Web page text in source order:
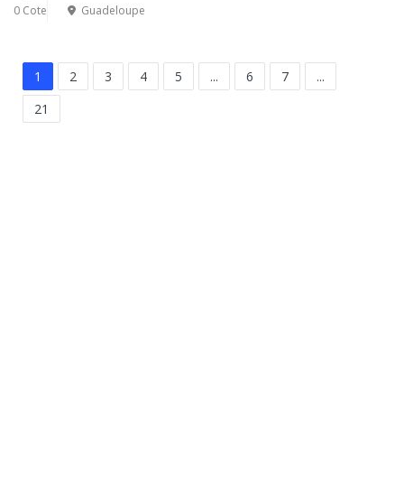
0 Cote Guadeloupe
1 2 3 4 5 ... 6 7
...
21